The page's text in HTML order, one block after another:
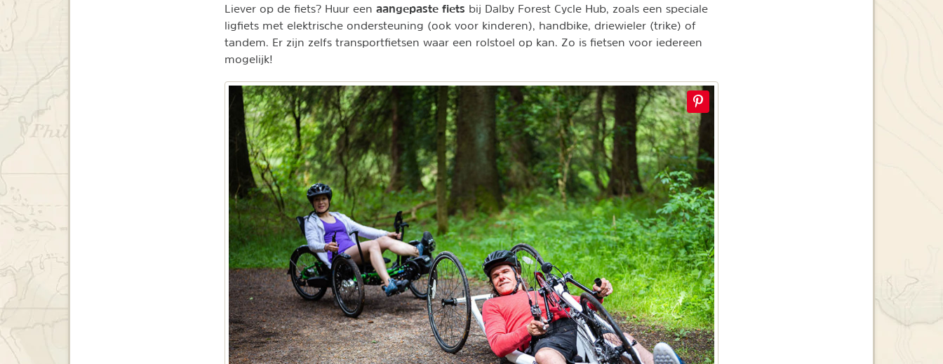
Liever op de fiets? Huur een aangepaste fiets bij Dalby Forest Cycle Hub, zoals een speciale
ligfiets met elektrische ondersteuning (ook voor kinderen), handbike, driewieler (trike) of
tandem. Er zijn zelfs transportfietsen waar een rolstoel op kan. Zo is fietsen voor iedereen
mogelijk!